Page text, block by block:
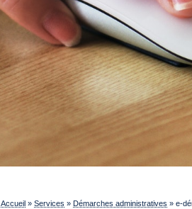
Accueil »Services » Démarches administratives »e-